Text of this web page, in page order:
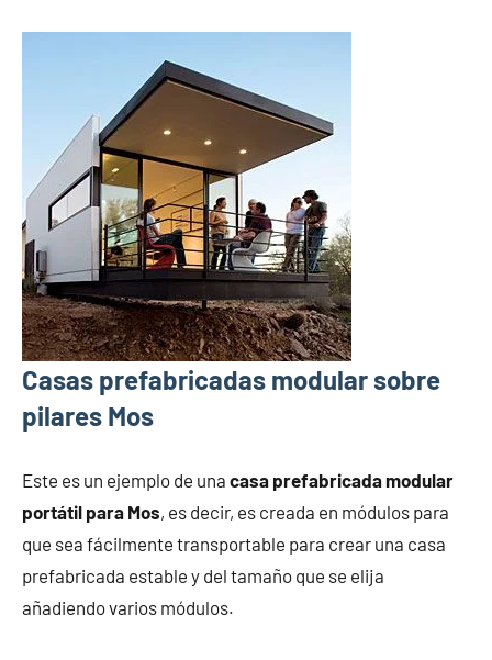
Casas prefabricadas modular sobre
pilares Mos
Este es un ejemplo de una casa prefabricada modular
portátil para Mos, es decir, es creada en módulos para
que sea fácilmente transportable para crear una casa
prefabricada estable y del tamaño que se elija
añadiendo varios módulos.